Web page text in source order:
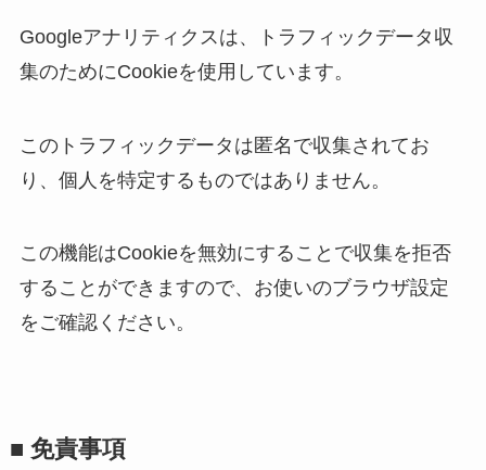
Googleアナリティクスは、トラフィックデータ収
集のためにCookieを使用しています。
このトラフィックデータは匿名で収集されてお
り、個人を特定するものではありません。
この機能はCookieを無効にすることで収集を拒否
することができますので、お使いのブラウザ設定
をご確認ください。
■ 免責事項